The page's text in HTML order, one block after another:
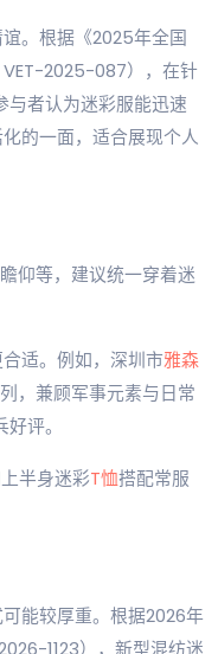
。根据《2025年全国
2025-087），在针
与者认为迷彩服能迅速
的一面，适合展现个人
仰等，建议统一穿着迷
适。例如，深圳市雅森
，兼顾军事元素与日常
评。
半身迷彩T恤搭配常服
能较厚重。根据2026年